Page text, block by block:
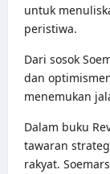
untuk
peristiwa.
Dari sosok
dan
menemukan
Dalam buku
tawaran
rakyat.